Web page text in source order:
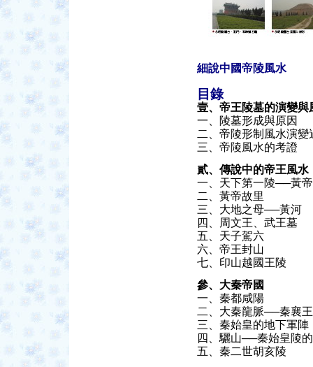
細說中國帝陵風水
目錄
壹、帝王陵墓的演變與
一、陵墓形成與原因
二、帝陵形制風水演變
三、帝陵風水的考證
貳、傳說中的帝王風水
一、天下第一陵──黃
二、黃帝故里
三、大地之母──黃河
四、周文王、武王墓
五、天子駕六
六、帝王封山
七、印山越國王陵
參、大秦帝國
一、秦都咸陽
二、大秦龍脈──秦襄
三、秦始皇的地下軍陣
四、驪山──秦始皇陵
五、秦二世胡亥陵